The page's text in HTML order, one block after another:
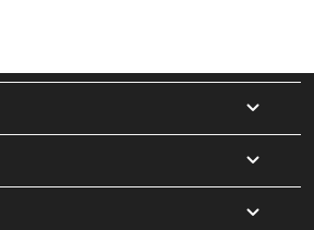
expand_more
expand_more
expand_more